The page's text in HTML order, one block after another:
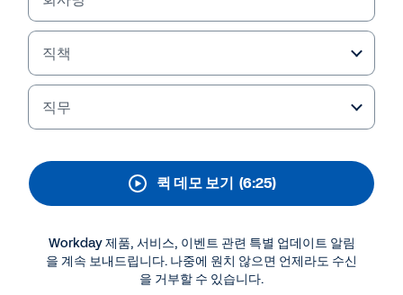
에 직면하고 있습니다. Workday Adaptive
Planning을 활용하여 일상 업무를 중요한 전략적 이
점으로 전환하는 방법을 알아보세요. 지금 데모를 확
인하세요.
직책
직무
퀵 데모 보기 (6:25)
Workday 제품, 서비스, 이벤트 관련 특별 업데이트 알림
을 계속 보내드립니다. 나중에 원치 않으면 언제라도 수신
을 거부할 수 있습니다.